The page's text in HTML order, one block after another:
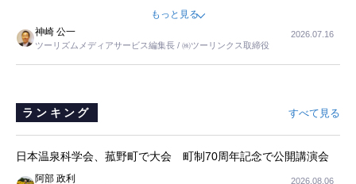
ました。母の住まいから近いという理由で、その施設を選択したので
すが、私と妹にとっては、半日仕事ででした。シニアの住まい選び
は、当人だけではなく、世話をする家族の足の便も考えない外池ない
と思いました。
もっと見る
神崎 公一
ツーリズムメディアサービス編集長 / ㈱ツーリンクス取締役
2026.07.16
ランキング すべて見る
日本温泉科学会、菰野町で大会 町制70周年記念で公開講演会
阿部 政利 2026.08.06